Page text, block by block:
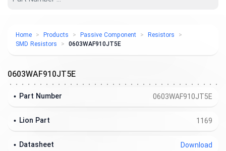
Home Products Passive Component
Resistors
SMD Resistors
0603WAF910JT5E
0603WAF910JT5E
0603WAF910JT5E
Part Number
1169
Lion Part
Download
Datasheet